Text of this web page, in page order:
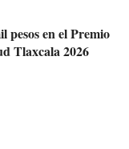
pesos en el Premio
Tlaxcala 2026